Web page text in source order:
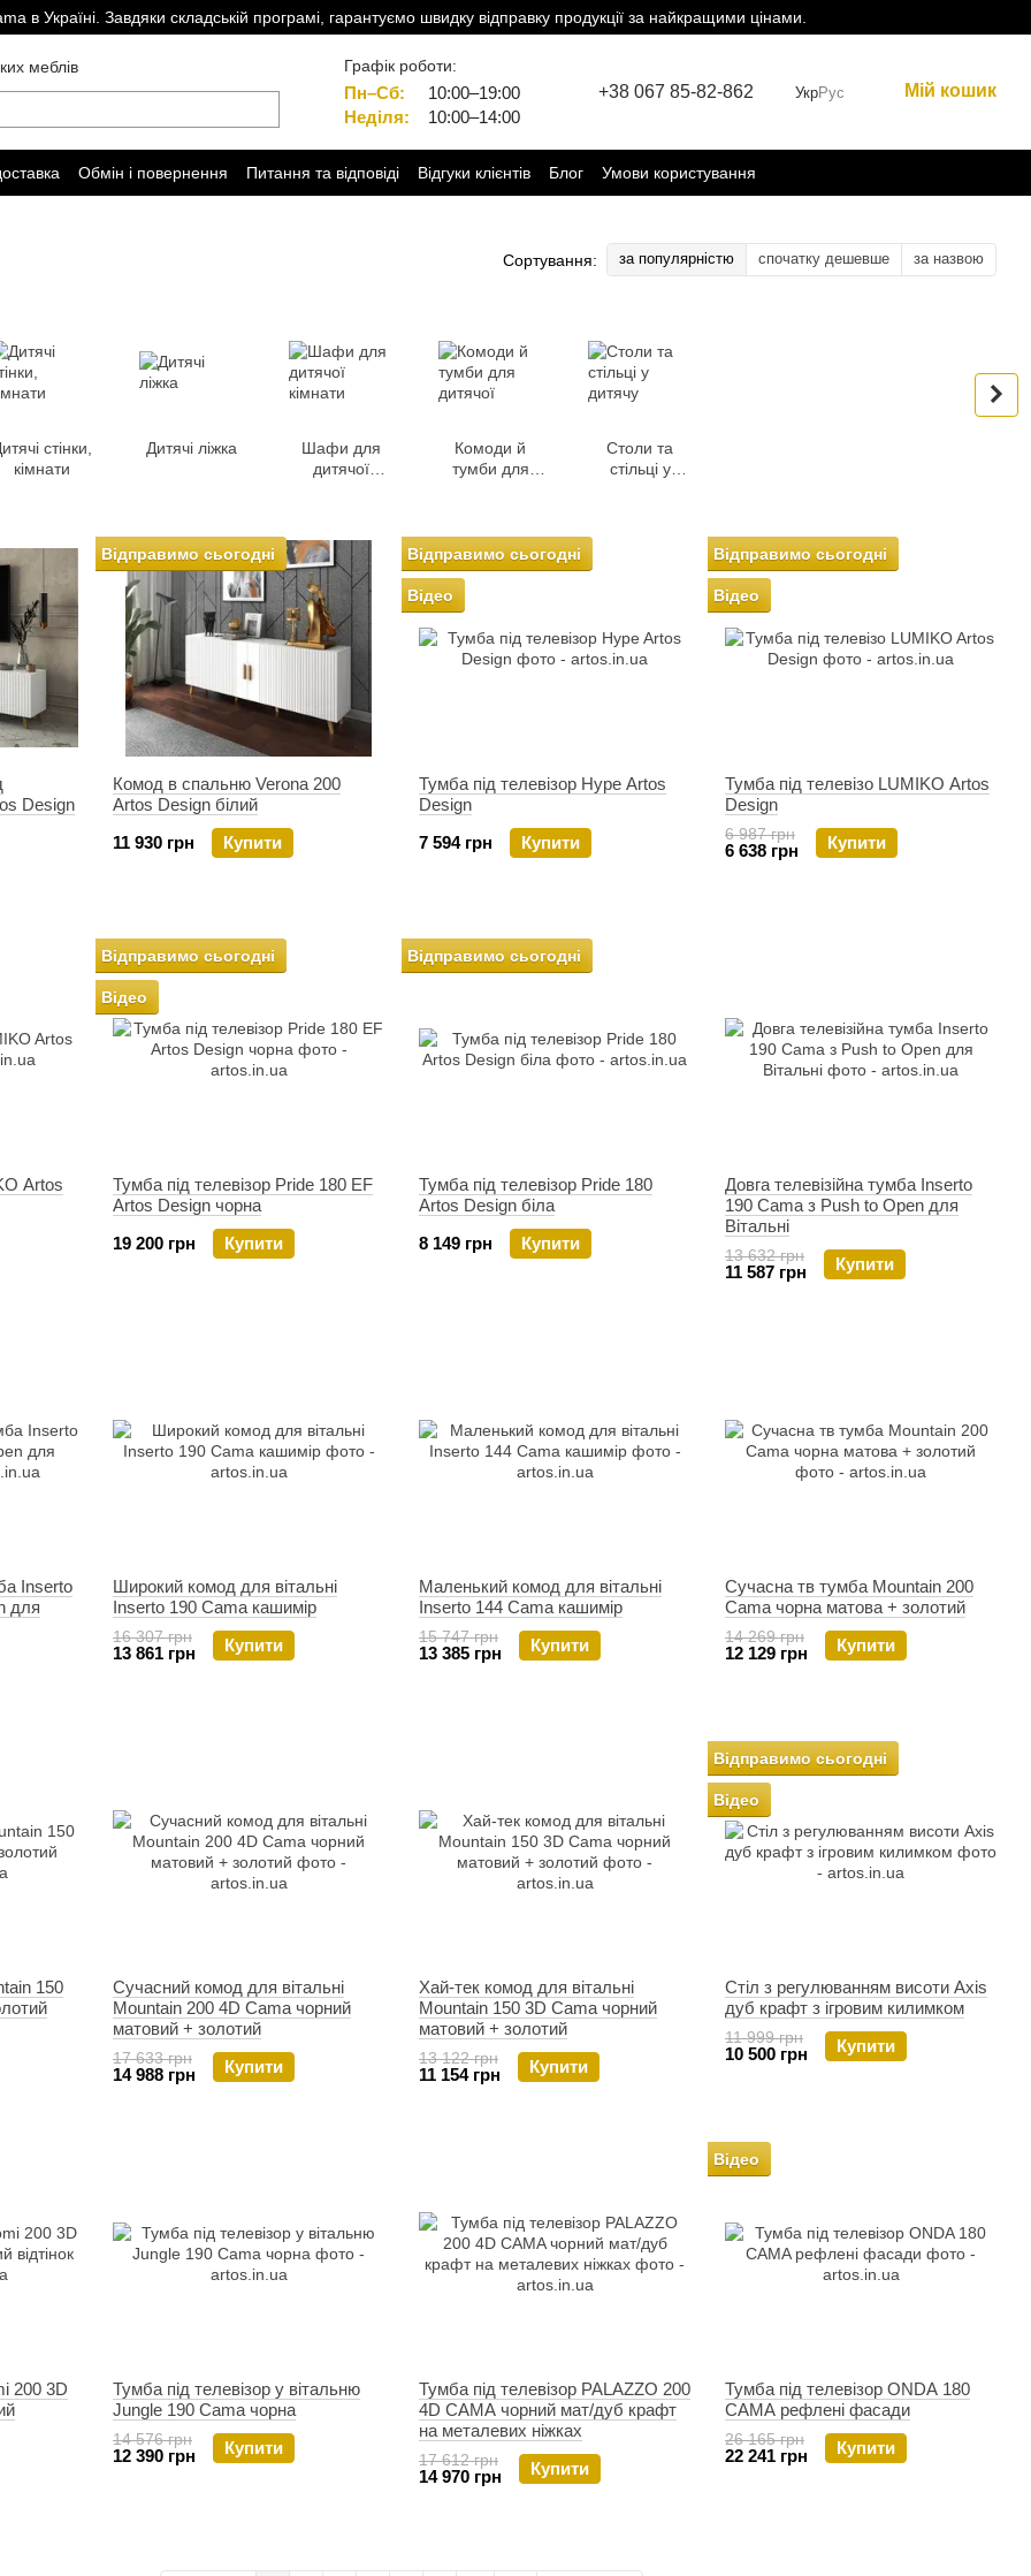
в Україні. Завдяки складській програмі, гарантуємо швидку відправку продукції за найкращими цінами.
меблів
Графік роботи:
Пн–Сб:
10:00–19:00
Неділя:
10:00–14:00
+38 067 85-82-862 УкрРус Мій кошик
Обмін і повернення Питання та відповіді Відгуки клієнтів Блог Умови користування
Сортування: за популярністю спочатку дешевше за назвою
стінки,
кімнати
Дитячі ліжка
Шафи для
дитячої
Комоди й
тумби для
Столи та
стільці у
Design
Відправимо сьогодні
Комод в спальню Verona 200
Artos Design білий
11 930 грн
Купити
Відправимо сьогодні
Відео
Тумба під телевізор Hype Artos
Design
7 594 грн
Купити
Відправимо сьогодні
Відео
Тумба під телевізо LUMIKO Artos
Design
6 987 грн
6 638 грн Купити
Artos
Відправимо сьогодні
Відео
Тумба під телевізор Pride 180 EF
Artos Design чорна
19 200 грн
Купити
Відправимо сьогодні
Тумба під телевізор Pride 180
Artos Design біла
8 149 грн
Купити
Довга телевізійна тумба Inserto
190 Cama з Push to Open для
Вітальні
13 632 грн
11 587 грн Купити
Inserto
для
Широкий комод для вітальні
Inserto 190 Cama кашимір
16 307 грн
13 861 грн Купити
Маленький комод для вітальні
Inserto 144 Cama кашимір
15 747 грн
13 385 грн Купити
Сучасна тв тумба Mountain 200
Cama чорна матова + золотий
14 269 грн
12 129 грн Купити
150
Сучасний комод для вітальні
Mountain 200 4D Cama чорний
матовий + золотий
17 633 грн
14 988 грн Купити
Хай-тек комод для вітальні
Mountain 150 3D Cama чорний
матовий + золотий
13 122 грн
11 154 грн Купити
Відправимо сьогодні
Відео
Стіл з регулюванням висоти Axis
дуб крафт з ігровим килимком
11 999 грн
10 500 грн Купити
200 3D
Тумба під телевізор у вітальню
Jungle 190 Cama чорна
14 576 грн
12 390 грн Купити
Тумба під телевізор PALAZZO 200
4D CAMA чорний мат/дуб крафт
на металевих ніжках
17 612 грн
14 970 грн Купити
Відео
Тумба під телевізор ONDA 180
CAMA рефлені фасади
26 165 грн
22 241 грн Купити